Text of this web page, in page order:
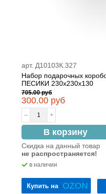
арт. Д10103К.327
Набор подарочных
ПЕСИКИ 230x230x130
705.00 руб
300.00 руб
– +
В корзину
Скидка на данный товар
не распространяется!
в наличии
Купить на OZON